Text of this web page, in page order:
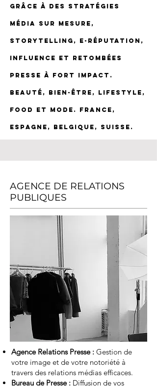
grâce à des stratégies
média sur mesure,
storytelling, e-réputation,
influence et retombées
presse à fort impact.
Beauté, bien-être, lifestyle,
food et mode. France,
Espagne, Belgique, Suisse.
AGENCE DE RELATIONS
PUBLIQUES
Agence Relations Presse : Gestion de
votre image et de votre notoriété à
travers des relations médias efficaces.
Bureau de Presse : Diffusion de vos